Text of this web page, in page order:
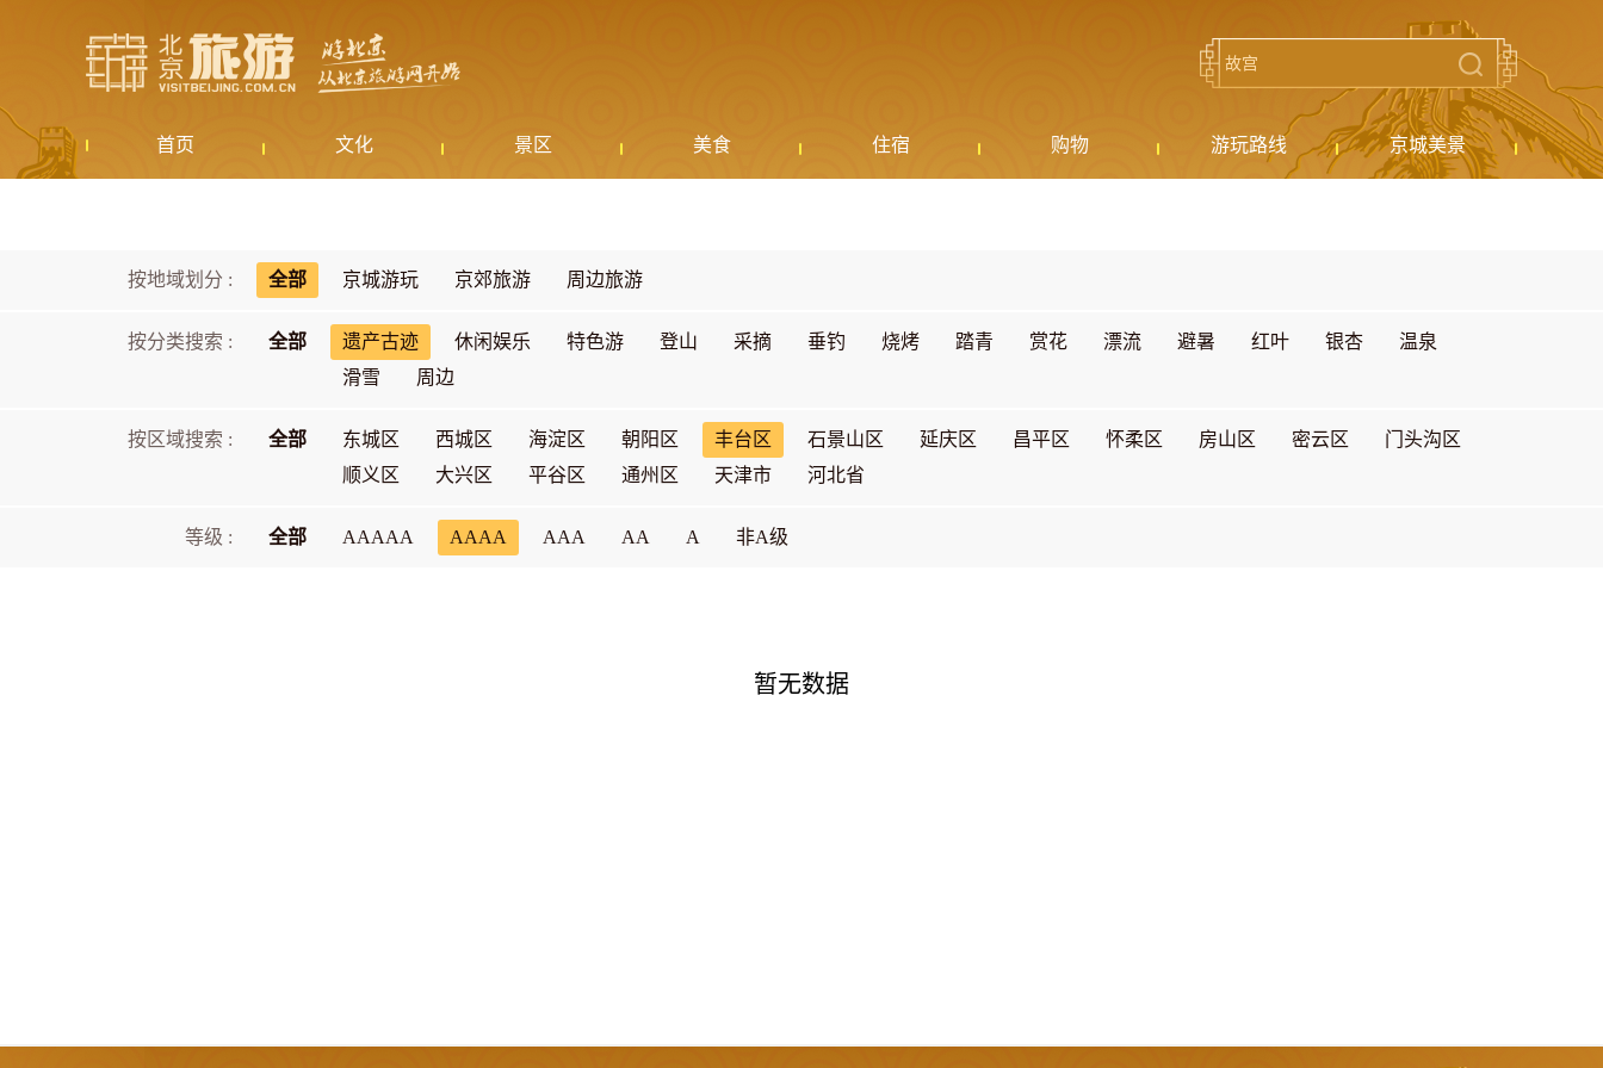
首页 文化 景区 美食 住宿 购物 游玩路线 京城美景
按地域划分 : 全部 京城游玩 京郊旅游 周边旅游
按分类搜索 : 全部 遗产古迹 休闲娱乐 特色游 登山 采摘 垂钓 烧烤 踏青 赏花 漂流 避暑 红叶 银杏
温泉
滑雪
周边
按区域搜索 : 全部 东城区 西城区 海淀区 朝阳区 丰台区 石景山区 延庆区 昌平区 怀柔区 房山区 密云区
门头沟区
顺义区
大兴区 平谷区 通州区 天津市 河北省
等级 : 全部 AAAAA AAAA AAA AA A 非A级
暂无数据